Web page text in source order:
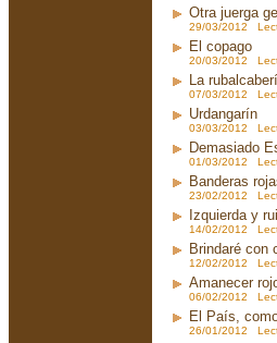
Otra juerga
29/03/2012
El copago
20/03/2012
La
07/03/2012
Urdangarín
03/03/2012
Demasiado
01/03/2012
Banderas
23/02/2012
Izquierda y
14/02/2012
Brindaré con
12/02/2012
Amanecer
06/02/2012
El País,
26/01/2012